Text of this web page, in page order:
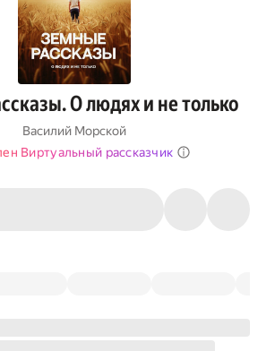
О людях и не только
Василий Морской
Виртуальный рассказчик